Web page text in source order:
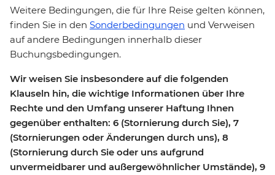
Weitere Bedingungen, die für Ihre Reise gelten können,
finden Sie in den Sonderbedingungen und Verweisen
auf andere Bedingungen innerhalb dieser
Buchungsbedingungen.
Wir weisen Sie insbesondere auf die folgenden
Klauseln hin, die wichtige Informationen über Ihre
Rechte und den Umfang unserer Haftung Ihnen
gegenüber enthalten: 6 (Stornierung durch Sie), 7
(Stornierungen oder Änderungen durch uns), 8
(Stornierung durch Sie oder uns aufgrund
unvermeidbarer und außergewöhnlicher Umstände), 9